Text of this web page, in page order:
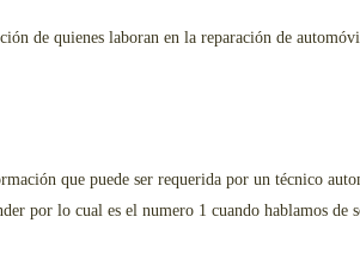
de quienes laboran en la reparación de
que puede ser requerida por un técnico
por lo cual es el numero 1 cuando hablamos de